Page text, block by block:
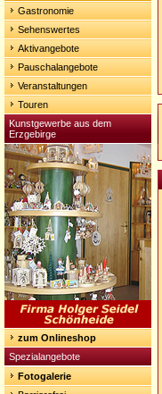
Gastronomie
Sehenswertes
Aktivangebote
Pauschalangebote
Veranstaltungen
Touren
Kunstgewerbe aus dem
Erzgebirge
zum Onlineshop
Spezialangebote
Fotogalerie